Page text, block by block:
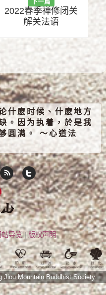
2022春季禅修闭关
解关法语
什麽时候、什麽地方
。因为执着，於是我
圆满。 ～心道法
站导览| 版权声明
Jiou Mountain Buddhist Society.